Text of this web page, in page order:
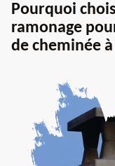
Pourquoi
ramonage
de cheminée